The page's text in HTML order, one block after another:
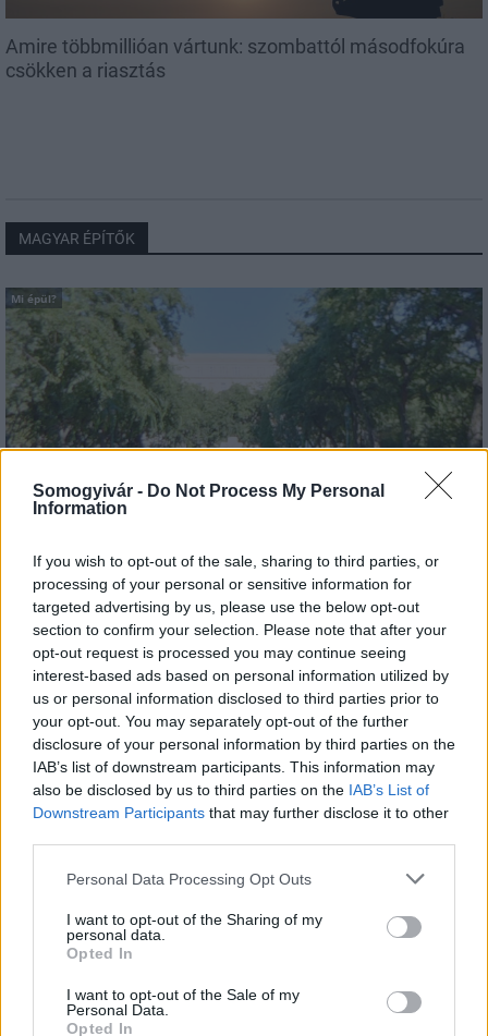
Somogyivár - Do Not Process My Personal
Information
If you wish to opt-out of the sale, sharing to third parties, or
processing of your personal or sensitive information for
targeted advertising by us, please use the below opt-out
section to confirm your selection. Please note that after your
opt-out request is processed you may continue seeing
interest-based ads based on personal information utilized by
us or personal information disclosed to third parties prior to
your opt-out. You may separately opt-out of the further
disclosure of your personal information by third parties on the
IAB’s list of downstream participants. This information may
also be disclosed by us to third parties on the IAB’s List of
Downstream Participants that may further disclose it to other
Please note that this website/app uses one or more Google
not limited to your visit or usage behaviour. You may click to
grant or deny consent to Google and its third-party tags to
use your data for below specified purposes in below Google
consent section.
Personal Data Processing Opt Outs
I want to opt-out of the Sharing of my
personal data.
Opted In
I want to opt-out of the Sale of my
Personal Data.
Opted In
Amire többmillióan vártunk: szombattól másodfokúra
csökken a riasztás
MAGYAR ÉPÍTŐK
Mi épül?
Belváros-Lipótváros
játszótér
Város-Teampannon Kereskedelmi és Szolgáltató Kft.
parkfelújítás
Újragondolják Lipótváros rejtett, zöld parkját
Indulhat a Honvéd tér megújításának tervezése, ahol a
klímatudatos gondolkodás és a helyi identitás erősítése kerül a
középpontba.
Történelmi táj, amelynek minden köve
mesél – megújul a tatai Angolkert
Bicske Kelet csomópont építése
Új gyalogosátkelők és jelzőlámpás